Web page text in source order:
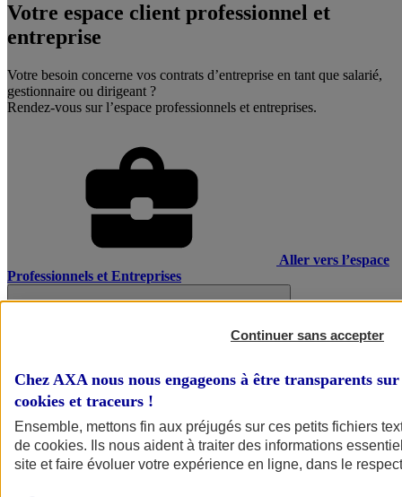
Votre espace client professionnel et
entreprise
Votre besoin concerne vos contrats d’entreprise en tant que salarié,
gestionnaire ou dirigeant ?
Rendez-vous sur l’espace professionnels et entreprises.
Aller vers l’espace
Professionnels et Entreprises
Continuer sans accepter
Chez AXA nous nous engageons à être transparents
cookies et traceurs !
Ensemble, mettons fin aux préjugés sur ces petits fichiers
de cookies. Ils nous aident à traiter des informations
site et faire évoluer votre expérience en ligne, dans le